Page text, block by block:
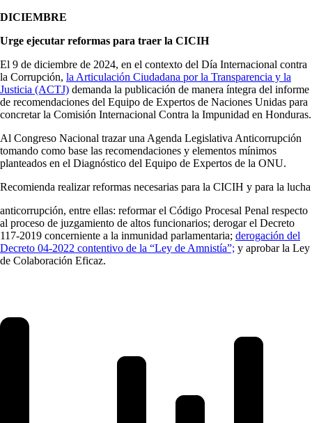
DICIEMBRE
Urge ejecutar reformas para traer la CICIH
El 9 de diciembre de 2024, en el contexto del Día Internacional contra
la Corrupción, la Articulación Ciudadana por la Transparencia y la
Justicia (ACTJ) demanda la publicación de manera íntegra del informe
de recomendaciones del Equipo de Expertos de Naciones Unidas para
concretar la Comisión Internacional Contra la Impunidad en Honduras.
Al Congreso Nacional trazar una Agenda Legislativa Anticorrupción
tomando como base las recomendaciones y elementos mínimos
planteados en el Diagnóstico del Equipo de Expertos de la ONU.
Recomienda realizar reformas necesarias para la CICIH y para la lucha
anticorrupción, entre ellas: reformar el Código Procesal Penal respecto
al proceso de juzgamiento de altos funcionarios; derogar el Decreto
117-2019 concerniente a la inmunidad parlamentaria; derogación del
Decreto 04-2022 contentivo de la “Ley de Amnistía”; y aprobar la Ley
de Colaboración Eficaz.